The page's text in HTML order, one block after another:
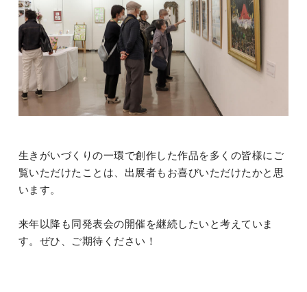
生きがいづくりの一環で創作した作品を多くの皆様にご
覧いただけたことは、出展者もお喜びいただけたかと思
います。
来年以降も同発表会の開催を継続したいと考えていま
す。ぜひ、ご期待ください！